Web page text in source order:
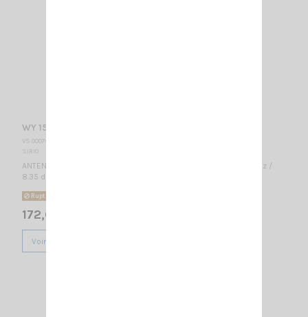
WY 155-6N SIRIO
VS 000765
SIRIO
ANTENNE DIRECTIVE VHF 6 éléments - LARGE BANDE 155...175 MHz /
8.35 dBd – 10.5 dBi / 2010 x 985 mm
Rupture de stock
172,00 €
Voir